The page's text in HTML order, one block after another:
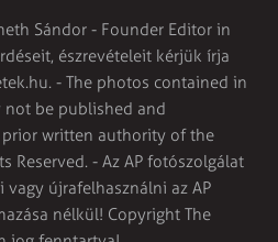
Sándor - Founder Editor in
észrevételeit kérjük írja
. - The photos contained in
not be published and
written authority of the
Reserved. - Az AP fotószolgálat
újrafelhasználni az AP
nélkül! Copyright The